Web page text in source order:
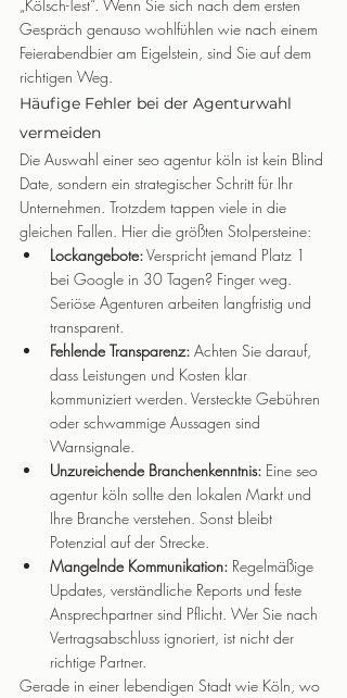
„Kölsch-Test“. Wenn Sie sich nach dem ersten
Gespräch genauso wohlfühlen wie nach einem
Feierabendbier am Eigelstein, sind Sie auf dem
richtigen Weg.
Häufige Fehler bei der Agenturwahl
vermeiden
Die Auswahl einer seo agentur köln ist kein Blind
Date, sondern ein strategischer Schritt für Ihr
Unternehmen. Trotzdem tappen viele in die
gleichen Fallen. Hier die größten Stolpersteine:
Lockangebote: Verspricht jemand Platz 1
bei Google in 30 Tagen? Finger weg.
Seriöse Agenturen arbeiten langfristig und
transparent.
Fehlende Transparenz: Achten Sie darauf,
dass Leistungen und Kosten klar
kommuniziert werden. Versteckte Gebühren
oder schwammige Aussagen sind
Warnsignale.
Unzureichende Branchenkenntnis: Eine seo
agentur köln sollte den lokalen Markt und
Ihre Branche verstehen. Sonst bleibt
Potenzial auf der Strecke.
Mangelnde Kommunikation: Regelmäßige
Updates, verständliche Reports und feste
Ansprechpartner sind Pflicht. Wer Sie nach
Vertragsabschluss ignoriert, ist nicht der
richtige Partner.
Gerade in einer lebendigen Stadt wie Köln, wo